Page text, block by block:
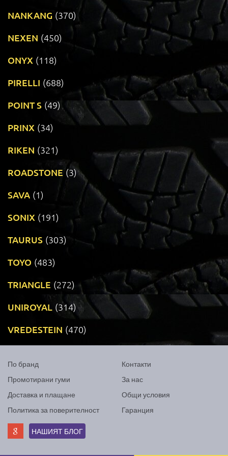
NANKANG (370)
NEXEN (450)
ONYX (118)
PIRELLI (688)
POINT S (49)
PRINX (34)
RIKEN (321)
ROADSTONE (3)
SAVA (1)
SONIX (191)
TAURUS (303)
TOYO (483)
TRIANGLE (272)
UNIROYAL (314)
VREDESTEIN (470)
По бранд
Промотирани гуми
Доставка и плащане
Политика за поверителност
Контакти
За нас
Общи условия
Гаранция
НАШИЯТ БЛОГ